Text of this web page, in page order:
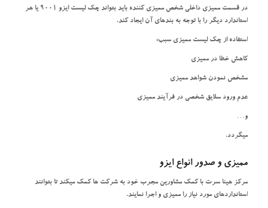
در قسمت ممیزی داخلی شخص ممیزی کننده باید بتواند چک لیست ایزو 9001 یا هر
استاندارد دیگر را با توجه به بندهای آن ایجاد کند.
استفاده از چک لیست ممیزی سبب:
کاهش خطا در ممیزی
مشخص نمودن شواهد ممیزی
عدم ورود سلایق شخصی در فرآیند ممیزی
و…
میگردد.
ممیزی و صدور انواع ایزو
مرکز هینا سرت با کمک مشاورین مجرب خود به شرکت ها کمک میکند تا بتوانند
استانداردهای مورد نیاز را ممیزی و اجرا نمایند.